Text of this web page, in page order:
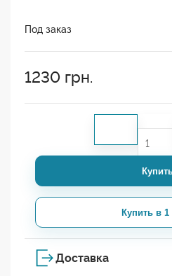
Под заказ
1230 грн.
Купить в 1
Доставка